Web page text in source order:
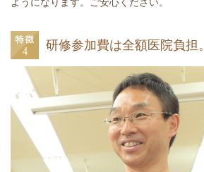
研修参加費は全額医院負担。